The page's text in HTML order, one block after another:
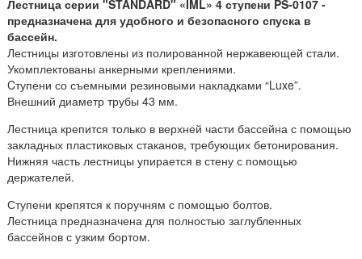
Лестница серии "STANDARD" «IML» 4 ступени PS-0107 -
предназначена для удобного и безопасного спуска в
бассейн.
Лестницы изготовлены из полированной нержавеющей стали.
Укомплектованы анкерными креплениями.
Cтупени со съемными резиновыми накладками “Luxe”.
Внешний диаметр трубы 43 мм.
Лестница крепится только в верхней части бассейна с помощью
закладных пластиковых стаканов, требующих бетонирования.
Нижняя часть лестницы упирается в стену с помощью
держателей.
Ступени крепятся к поручням с помощью болтов.
Лестница предназначена для полностью заглубленных
бассейнов с узким бортом.